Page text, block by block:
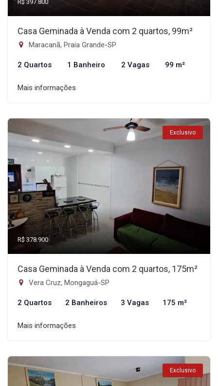
R$ 397.800
Casa Geminada à Venda com 2 quartos, 99m²
Maracanã, Praia Grande-SP
2 Quartos 1 Banheiro 2 Vagas 99 m²
Mais informações
Exclusivo
R$ 378.900
Casa Geminada à Venda com 2 quartos, 175m²
Vera Cruz, Mongaguá-SP
2 Quartos 2 Banheiros 3 Vagas 175 m²
Mais informações
Exclusivo